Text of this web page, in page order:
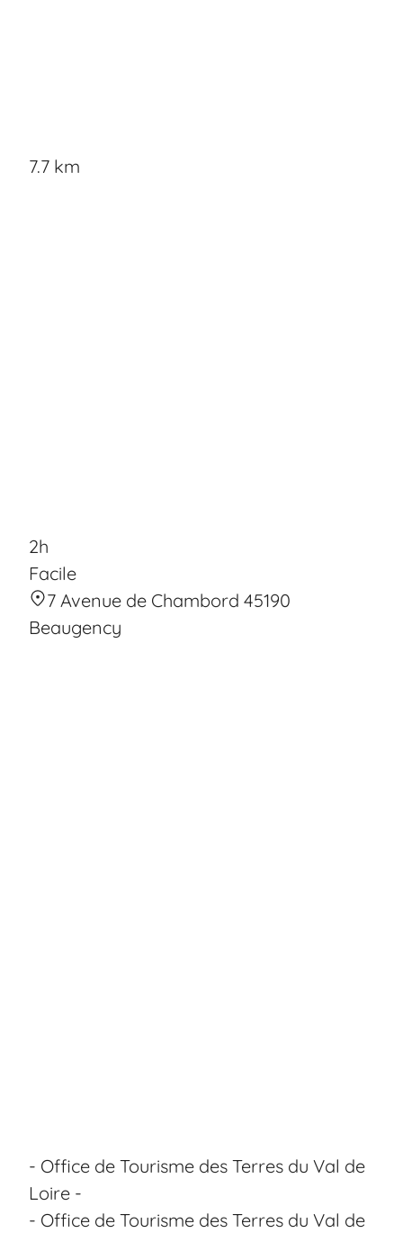
7.7 km
2h
Facile
7 Avenue de Chambord 45190
Beaugency
- Office de Tourisme des Terres du Val de
Loire -
- Office de Tourisme des Terres du Val de